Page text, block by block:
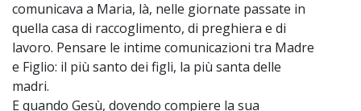
comunicava a Maria, là, nelle giornate passate in
quella casa di raccoglimento, di preghiera e di
lavoro. Pensare le intime comunicazioni tra Madre
e Figlio: il più santo dei figli, la più santa delle
madri.
E quando Gesù, dovendo compiere la sua